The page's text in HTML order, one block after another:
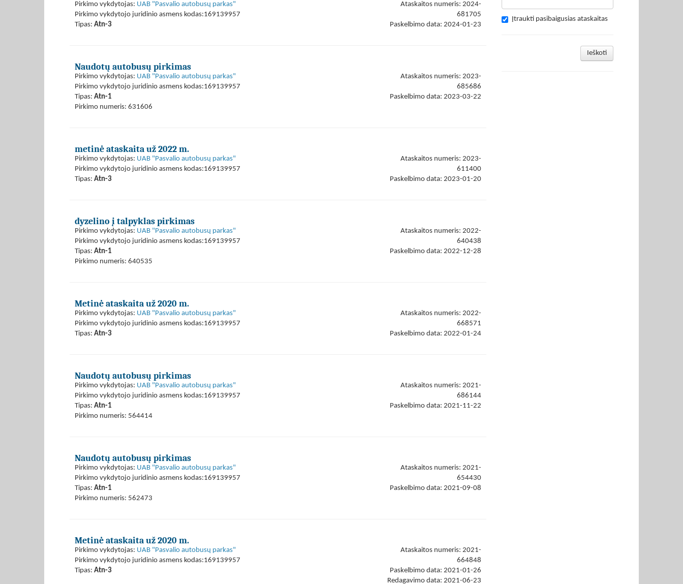
Pirkimo vykdytojas: UAB "Pasvalio autobusų parkas"
Pirkimo vykdytojo juridinio asmens kodas:169139957
Tipas: Atn-3
Ataskaitos numeris: 2024-
681705
Paskelbimo data: 2024-01-23
Naudotų autobusų pirkimas
Pirkimo vykdytojas: UAB "Pasvalio autobusų parkas"
Pirkimo vykdytojo juridinio asmens kodas:169139957
Tipas: Atn-1
Pirkimo numeris: 631606
Ataskaitos numeris: 2023-
685686
Paskelbimo data: 2023-03-22
metinė ataskaita už 2022 m.
Pirkimo vykdytojas: UAB "Pasvalio autobusų parkas"
Pirkimo vykdytojo juridinio asmens kodas:169139957
Tipas: Atn-3
Ataskaitos numeris: 2023-
611400
Paskelbimo data: 2023-01-20
dyzelino į talpyklas pirkimas
Pirkimo vykdytojas: UAB "Pasvalio autobusų parkas"
Pirkimo vykdytojo juridinio asmens kodas:169139957
Tipas: Atn-1
Pirkimo numeris: 640535
Ataskaitos numeris: 2022-
640438
Paskelbimo data: 2022-12-28
Metinė ataskaita už 2020 m.
Pirkimo vykdytojas: UAB "Pasvalio autobusų parkas"
Pirkimo vykdytojo juridinio asmens kodas:169139957
Tipas: Atn-3
Ataskaitos numeris: 2022-
668571
Paskelbimo data: 2022-01-24
Naudotų autobusų pirkimas
Pirkimo vykdytojas: UAB "Pasvalio autobusų parkas"
Pirkimo vykdytojo juridinio asmens kodas:169139957
Tipas: Atn-1
Pirkimo numeris: 564414
Ataskaitos numeris: 2021-
686144
Paskelbimo data: 2021-11-22
Naudotų autobusų pirkimas
Pirkimo vykdytojas: UAB "Pasvalio autobusų parkas"
Pirkimo vykdytojo juridinio asmens kodas:169139957
Tipas: Atn-1
Pirkimo numeris: 562473
Ataskaitos numeris: 2021-
654430
Paskelbimo data: 2021-09-08
Metinė ataskaita už 2020 m.
Pirkimo vykdytojas: UAB "Pasvalio autobusų parkas"
Pirkimo vykdytojo juridinio asmens kodas:169139957
Tipas: Atn-3
Ataskaitos numeris: 2021-
664848
Paskelbimo data: 2021-01-26
Redagavimo data: 2021-06-23
Įtraukti pasibaigusias ataskaitas
Ieškoti